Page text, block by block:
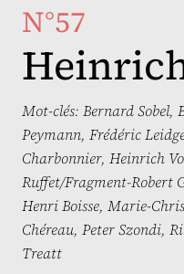
N°57
Mot-clés: Bernard Sobel,
Peymann, Frédéric
Charbonnier, Heinrich
Ruffet/Fragment-Robert
Henri Boisse, Marie-
Chéreau, Peter Szondi,
Treatt